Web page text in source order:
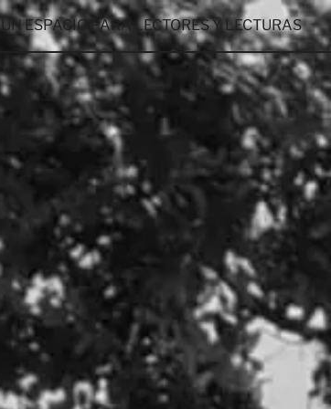
UN ESPACIO PARA LECTORES Y LECTURAS